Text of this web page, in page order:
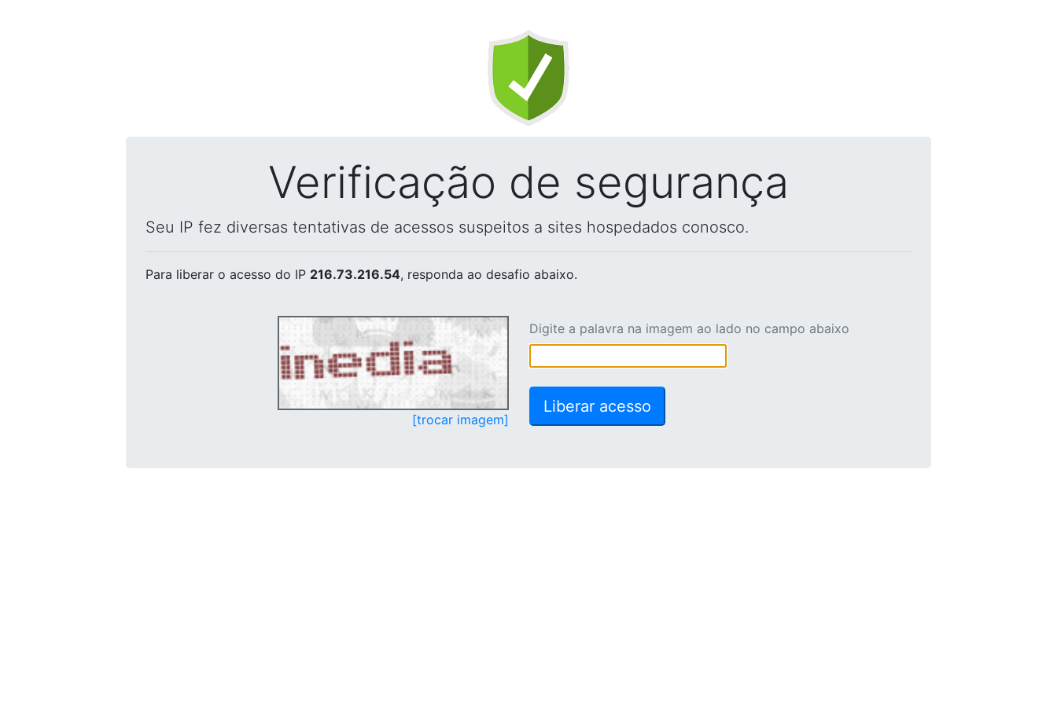
Verificação de segurança
Seu IP fez diversas tentativas de acessos suspeitos a sites hospedados conosco.
Para liberar o acesso do IP 216.73.216.54, responda ao desafio abaixo.
[trocar imagem]
Digite a palavra na imagem ao lado no campo abaixo